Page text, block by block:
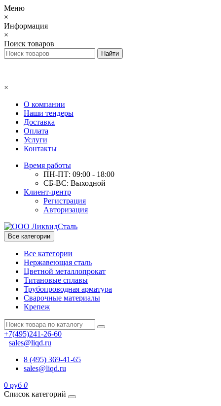
Меню
×
Информация
×
Поиск товаров
×
О компании
Наши тендеры
Доставка
Оплата
Услуги
Контакты
Время работы
ПН-ПТ: 09:00 - 18:00
СБ-ВС: Выходной
Клиент-центр
Регистрация
Авторизация
Все категории
Все категории
Нержавеющая сталь
Цветной металлопрокат
Титановые сплавы
Трубопроводная арматура
Сварочные материалы
Крепеж
+7(495)241-26-60
sales@liqd.ru
8 (495) 369-41-65
sales@liqd.ru
0 руб 0
Список категорий